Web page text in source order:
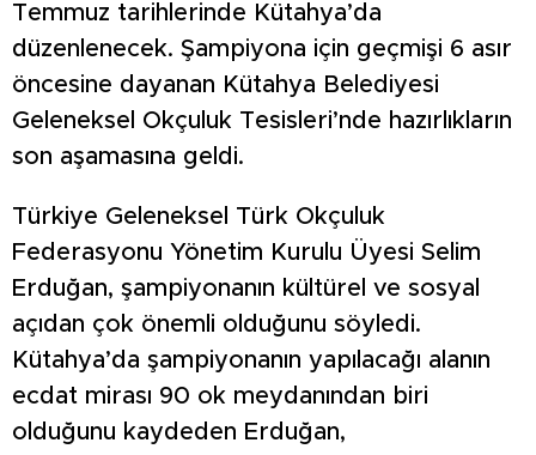
Temmuz tarihlerinde Kütahya’da
düzenlenecek. Şampiyona için geçmişi 6 asır
öncesine dayanan Kütahya Belediyesi
Geleneksel Okçuluk Tesisleri’nde hazırlıkların
son aşamasına geldi.
Türkiye Geleneksel Türk Okçuluk
Federasyonu Yönetim Kurulu Üyesi Selim
Erduğan, şampiyonanın kültürel ve sosyal
açıdan çok önemli olduğunu söyledi.
Kütahya’da şampiyonanın yapılacağı alanın
ecdat mirası 90 ok meydanından biri
olduğunu kaydeden Erduğan,